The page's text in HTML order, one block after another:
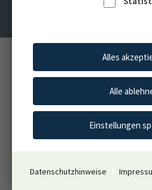
Alles
Alle
Einstellungen
Datenschutzhinweise
Standort:
Einsatzstelle: